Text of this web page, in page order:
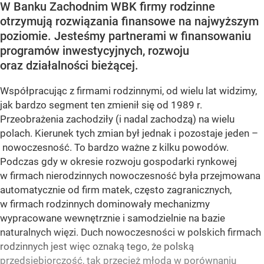
W Banku Zachodnim WBK firmy rodzinne
otrzymują rozwiązania finansowe na najwyższym
poziomie. Jesteśmy partnerami w finansowaniu
programów inwestycyjnych, rozwoju
oraz działalności bieżącej.
Współpracując z firmami rodzinnymi, od wielu lat widzimy,
jak bardzo segment ten zmienił się od 1989 r.
Przeobrażenia zachodziły (i nadal zachodzą) na wielu
polach. Kierunek tych zmian był jednak i pozostaje jeden –
nowoczesność. To bardzo ważne z kilku powodów.
Podczas gdy w okresie rozwoju gospodarki rynkowej
w firmach nierodzinnych nowoczesność była przejmowana
automatycznie od firm matek, często zagranicznych,
w firmach rodzinnych dominowały mechanizmy
wypracowane wewnętrznie i samodzielnie na bazie
naturalnych więzi. Duch nowoczesności w polskich firmach
rodzinnych jest więc oznaką tego, że polską
przedsiębiorczość, tak przecież młodą w porównaniu